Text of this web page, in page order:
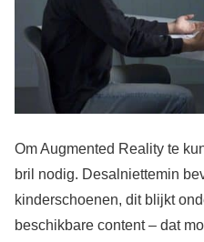
Om Augmented Reality te
bril nodig. Desalniettemin
kinderschoenen, dit blijkt
beschikbare content – dat